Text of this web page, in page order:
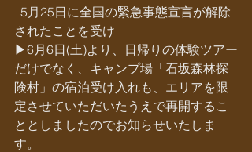
されたことを受け
▶︎6月6日(土)より、日帰りの体験ツアー
だけでなく、キャンプ場「石坂森林探
険村」の宿泊受け入れも、エリアを限
定させていただいたうえで再開するこ
ととしましたのでお知らせいたしま
す。